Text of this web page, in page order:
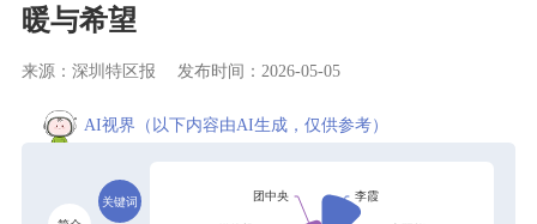
暖与希望
来源：深圳特区报 发布时间：2026-05-05
AI视界 （以下内容由AI生成，仅供参考）
关键词